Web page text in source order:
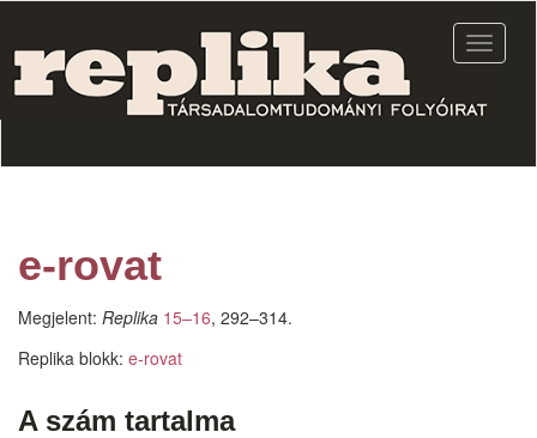
tartalomra
e-rovat
Megjelent: Replika 15–16, 292–314.
Replika blokk: e-rovat
A szám tartalma